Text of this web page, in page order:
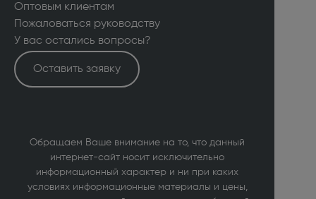
Оптовым клиентам
Пожаловаться руководству
У вас остались вопросы?
Оставить заявку
Обращаем Ваше внимание на то, что данный
интернет-сайт носит исключительно
информационный характер и ни при каких
условиях информационные материалы и цены,